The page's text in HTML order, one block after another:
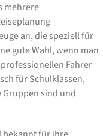
mehrere
an, die speziell für
gute Wahl, wenn man
Fahrer
für Schulklassen,
Gruppen sind und